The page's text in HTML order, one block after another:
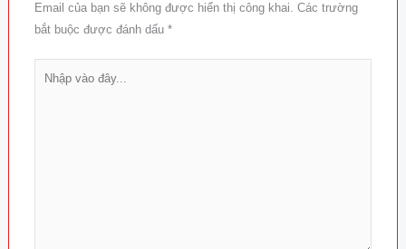
Email của bạn sẽ không được hiển thị công khai. Các trường
bắt buộc được đánh dấu *